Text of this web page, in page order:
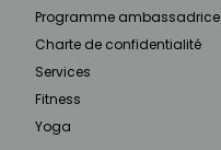
Programme ambassadrice
Charte de confidentialité
Services
Fitness
Yoga